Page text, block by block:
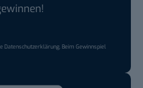
Datenschutzerklärung. Beim Gewinnspiel